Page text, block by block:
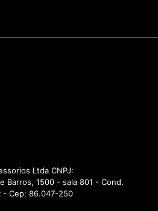
Ltda CNPJ:
Barros, 1500 - sala 801 - Cond.
- Cep: 86.047-250